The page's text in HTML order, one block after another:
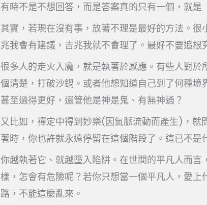
有時不是不想回答，而是答案真的只有一個，就是
其實，若現在沒有事，放著不理是最好的方法。
兆我會有建議，吉兆我就不會理了。最好不要追根
很多人的走火入魔，就是執著於感應。有些人對
個清楚，打破沙鍋。或者他想知道自己到了何種境
甚至過得更好，還管他是神是鬼、有無神通？
又比如，禪定中得到妙樂(因氣脈流動而產生)，就
著時，你也許就永遠停留在這個階段了。這已不是
你越執著它、就越墮入陷阱。在世間的平凡人而
樣，怎會有危險呢？若你只想當一個平凡人，愛
路，不能這麼亂來。